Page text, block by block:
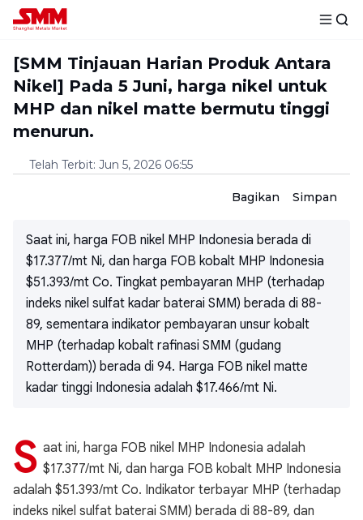
[SMM Tinjauan Harian Produk Antara
Nikel] Pada 5 Juni, harga nikel untuk
MHP dan nikel matte bermutu tinggi
menurun.
Telah Terbit: Jun 5, 2026 06:55
Bagikan Simpan
Saat ini, harga FOB nikel MHP Indonesia berada di
$17.377/mt Ni, dan harga FOB kobalt MHP Indonesia
$51.393/mt Co. Tingkat pembayaran MHP (terhadap
indeks nikel sulfat kadar baterai SMM) berada di 88-
89, sementara indikator pembayaran unsur kobalt
MHP (terhadap kobalt rafinasi SMM (gudang
Rotterdam)) berada di 94. Harga FOB nikel matte
kadar tinggi Indonesia adalah $17.466/mt Ni.
S aat ini, harga FOB nikel MHP Indonesia adalah
$17.377/mt Ni, dan harga FOB kobalt MHP Indonesia
adalah $51.393/mt Co. Indikator terbayar MHP (terhadap
indeks nikel sulfat baterai SMM) berada di 88-89, dan